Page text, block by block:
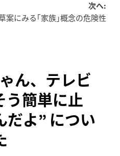
次へ:
案にみる｢家族｣概念の危険性
ん、テレビ
う簡単に止
だよ” につい